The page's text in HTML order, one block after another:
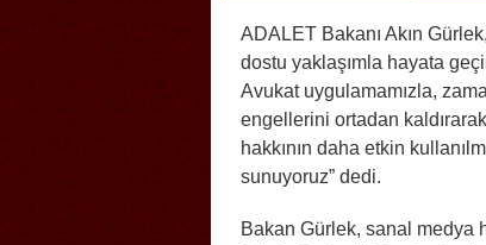
ADALET Bakanı Akın
dostu yaklaşımla hayata
Avukat uygulamamızla,
engellerini ortadan
hakkının daha etkin
sunuyoruz” dedi.
Bakan Gürlek, sanal medya